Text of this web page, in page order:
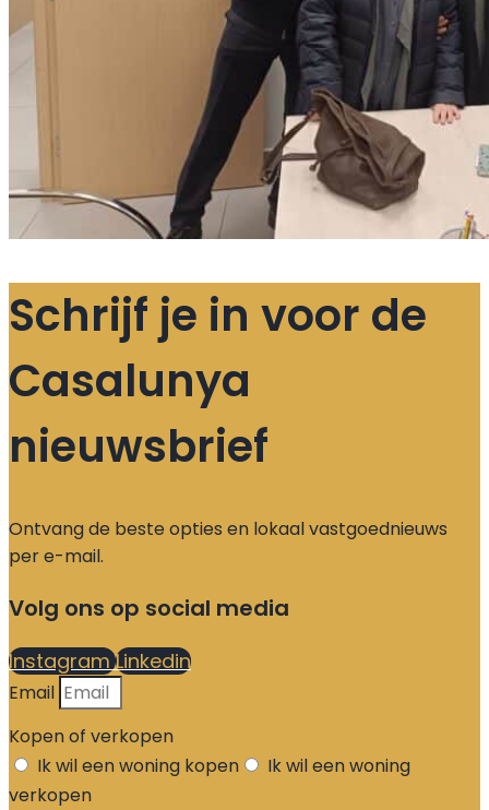
Schrijf je in voor de
Casalunya
nieuwsbrief
Ontvang de beste opties en lokaal vastgoednieuws
per e-mail.
Volg ons op social media
Instagram Linkedin
Email
Kopen of verkopen
Ik wil een woning kopen
Ik wil een woning
verkopen